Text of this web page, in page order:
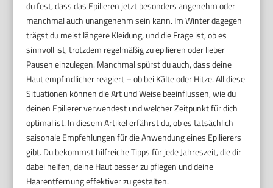
du fest, dass das Epilieren jetzt besonders angenehm oder
manchmal auch unangenehm sein kann. Im Winter dagegen
trägst du meist längere Kleidung, und die Frage ist, ob es
sinnvoll ist, trotzdem regelmäßig zu epilieren oder lieber
Pausen einzulegen. Manchmal spürst du auch, dass deine
Haut empfindlicher reagiert – ob bei Kälte oder Hitze. All diese
Situationen können die Art und Weise beeinflussen, wie du
deinen Epilierer verwendest und welcher Zeitpunkt für dich
optimal ist. In diesem Artikel erfährst du, ob es tatsächlich
saisonale Empfehlungen für die Anwendung eines Epilierers
gibt. Du bekommst hilfreiche Tipps für jede Jahreszeit, die dir
dabei helfen, deine Haut besser zu pflegen und deine
Haarentfernung effektiver zu gestalten.